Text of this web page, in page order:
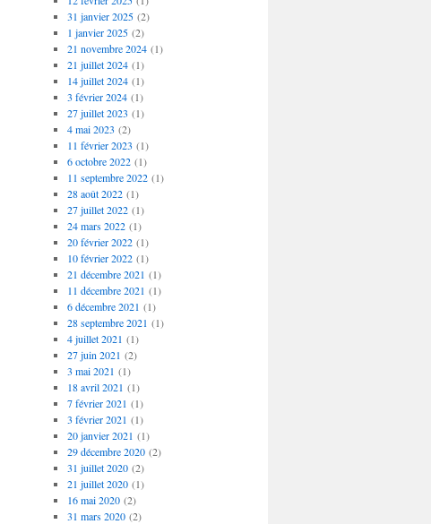
31 janvier 2025(2)
1 janvier 2025(2)
21 novembre 2024(1)
21 juillet 2024(1)
14 juillet 2024(1)
3 février 2024(1)
27 juillet 2023 (1)
4 mai 2023 (2)
11 février 2023 (1)
6 octobre 2022(1)
11 septembre 2022(1)
28 août 2022(1)
27 juillet 2022(1)
24 mars 2022(1)
20 février 2022(1)
10 février 2022(1)
21 décembre 2021 (1)
11 décembre 2021 (1)
6 décembre 2021 (1)
28 septembre 2021 (1)
4 juillet 2021 (1)
27 juin 2021 (2)
3 mai 2021 (1)
18 avril 2021 (1)
7 février 2021 (1)
3 février 2021 (1)
20 janvier 2021 (1)
29 décembre 2020(2)
31 juillet 2020(2)
21 juillet 2020(1)
16 mai 2020(2)
31 mars 2020(2)